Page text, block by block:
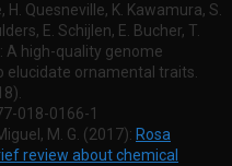
H. Quesneville, K. Kawamura, S.
E. Schijlen, E. Bucher, T.
A high-quality genome
elucidate ornamental traits.
018-0166-1
M. G. (2017): Rosa
review about chemical